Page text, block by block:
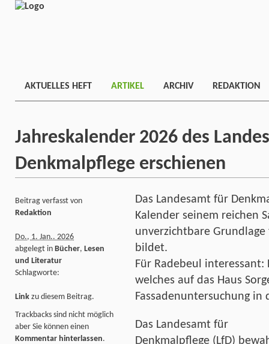
AKTUELLES HEFT ARTIKEL ARCHIV REDAKTION
Jahreskalender 2026 des
Denkmalpflege erschienen
Das Landesamt für
Kalender seinem reichen
unverzichtbare
bildet.
Für Radebeul
welches auf das Haus
Fassadenuntersuchung in
Das Landesamt für
Denkmalpflege (LfD)
Beitrag verfasst von
Redaktion
Do., 1. Jan.. 2026
abgelegt in Bücher, Lesen
und Literatur
Schlagworte:
Link zu diesem Beitrag.
Trackbacks sind nicht möglich
aber Sie können einen
Kommentar hinterlassen.